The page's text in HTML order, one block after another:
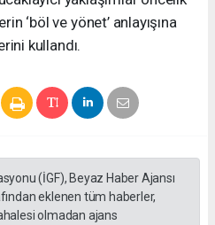
‘böl ve yönet’ anlayışına
kullandı.
(İGF), Beyaz Haber Ajansı
eklenen tüm haberler,
olmadan ajans